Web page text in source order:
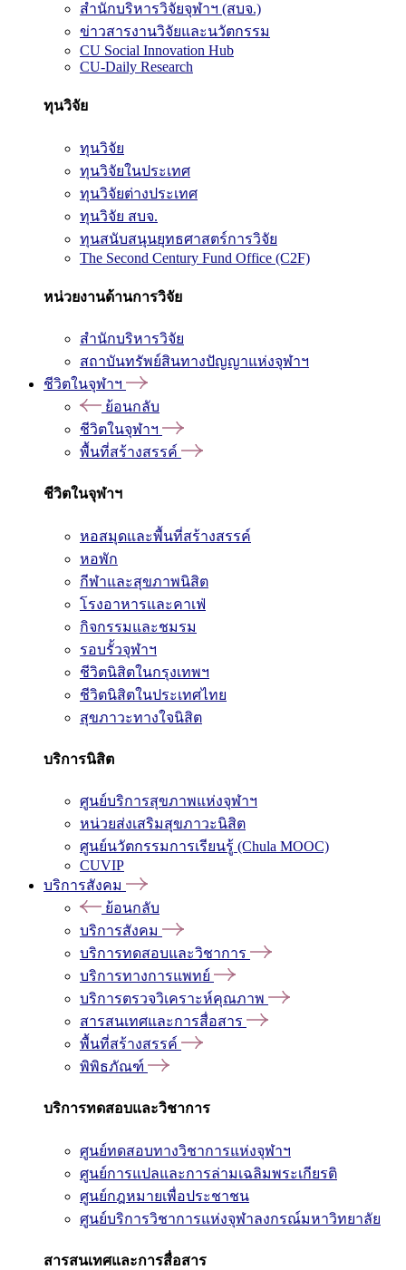
สำนักบริหารวิจัยจุฬาฯ (สบจ.)
ข่าวสารงานวิจัยและนวัตกรรม
CU Social Innovation Hub
CU-Daily Research
ทุนวิจัย
ทุนวิจัย
ทุนวิจัยในประเทศ
ทุนวิจัยต่างประเทศ
ทุนวิจัย สบจ.
ทุนสนับสนุนยุทธศาสตร์การวิจัย
The Second Century Fund Office (C2F)
หน่วยงานด้านการวิจัย
สำนักบริหารวิจัย
สถาบันทรัพย์สินทางปัญญาแห่งจุฬาฯ
ชีวิตในจุฬาฯ
ย้อนกลับ
ชีวิตในจุฬาฯ
พื้นที่สร้างสรรค์
ชีวิตในจุฬาฯ
หอสมุดและพื้นที่สร้างสรรค์
หอพัก
กีฬาและสุขภาพนิสิต
โรงอาหารและคาเฟ่
กิจกรรมและชมรม
รอบรั้วจุฬาฯ
ชีวิตนิสิตในกรุงเทพฯ
ชีวิตนิสิตในประเทศไทย
สุขภาวะทางใจนิสิต
บริการนิสิต
ศูนย์บริการสุขภาพแห่งจุฬาฯ
หน่วยส่งเสริมสุขภาวะนิสิต
ศูนย์นวัตกรรมการเรียนรู้ (Chula MOOC)
CUVIP
บริการสังคม
ย้อนกลับ
บริการสังคม
บริการทดสอบและวิชาการ
บริการทางการแพทย์
บริการตรวจวิเคราะห์คุณภาพ
สารสนเทศและการสื่อสาร
พื้นที่สร้างสรรค์
พิพิธภัณฑ์
บริการทดสอบและวิชาการ
ศูนย์ทดสอบทางวิชาการแห่งจุฬาฯ
ศูนย์การแปลและการล่ามเฉลิมพระเกียรติ
ศูนย์กฎหมายเพื่อประชาชน
ศูนย์บริการวิชาการแห่งจุฬาลงกรณ์มหาวิทยาลัย
สารสนเทศและการสื่อสาร